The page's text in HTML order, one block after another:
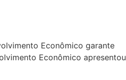
Econômico garante
Econômico apresentou